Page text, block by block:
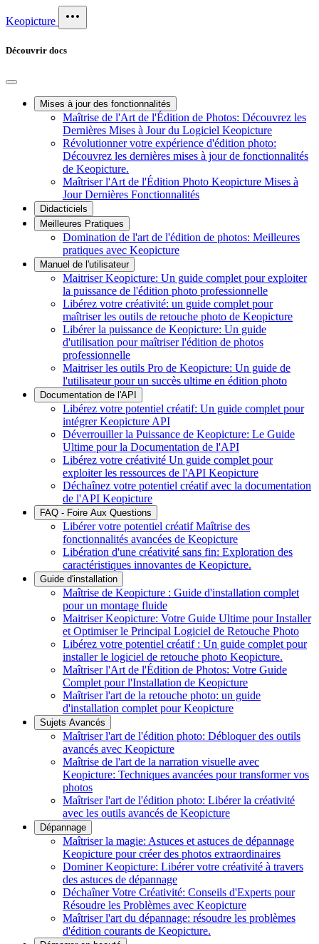
Keopicture
Découvrir docs
Mises à jour des fonctionnalités
Maîtrise de l'Art de l'Édition de Photos: Découvrez les
Dernières Mises à Jour du Logiciel Keopicture
Révolutionner votre expérience d'édition photo:
Découvrez les dernières mises à jour de fonctionnalités
de Keopicture.
Maîtriser l'Art de l'Édition Photo Keopicture Mises à
Jour Dernières Fonctionnalités
Didacticiels
Meilleures Pratiques
Domination de l'art de l'édition de photos: Meilleures
pratiques avec Keopicture
Manuel de l'utilisateur
Maitriser Keopicture: Un guide complet pour exploiter
la puissance de l'édition photo professionnelle
Libérez votre créativité: un guide complet pour
maîtriser les outils de retouche photo de Keopicture
Libérer la puissance de Keopicture: Un guide
d'utilisation pour maîtriser l'édition de photos
professionnelle
Maitriser les outils Pro de Keopicture: Un guide de
l'utilisateur pour un succès ultime en édition photo
Documentation de l'API
Libérez votre potentiel créatif: Un guide complet pour
intégrer Keopicture API
Déverrouiller la Puissance de Keopicture: Le Guide
Ultime pour la Documentation de l'API
Libérez votre créativité Un guide complet pour
exploiter les ressources de l'API Keopicture
Déchaînez votre potentiel créatif avec la documentation
de l'API Keopicture
FAQ - Foire Aux Questions
Libérer votre potentiel créatif Maîtrise des
fonctionnalités avancées de Keopicture
Libération d'une créativité sans fin: Exploration des
caractéristiques innovantes de Keopicture.
Guide d'installation
Maîtrise de Keopicture : Guide d'installation complet
pour un montage fluide
Maitriser Keopicture: Votre Guide Ultime pour Installer
et Optimiser le Principal Logiciel de Retouche Photo
Libérez votre potentiel créatif : Un guide complet pour
installer le logiciel de retouche photo Keopicture.
Maîtriser l'Art de l'Édition de Photos: Votre Guide
Complet pour l'Installation de Keopicture
Maîtriser l'art de la retouche photo: un guide
d'installation complet pour Keopicture
Sujets Avancés
Maîtriser l'art de l'édition photo: Débloquer des outils
avancés avec Keopicture
Maîtrise de l'art de la narration visuelle avec
Keopicture: Techniques avancées pour transformer vos
photos
Maîtriser l'art de l'édition photo: Libérer la créativité
avec les outils avancés de Keopicture
Dépannage
Maîtriser la magie: Astuces et astuces de dépannage
Keopicture pour créer des photos extraordinaires
Dominer Keopicture: Libérer votre créativité à travers
des astuces de dépannage
Déchaîner Votre Créativité: Conseils d'Experts pour
Résoudre les Problèmes avec Keopicture
Maîtriser l'art du dépannage: résoudre les problèmes
d'édition courants de Keopicture.